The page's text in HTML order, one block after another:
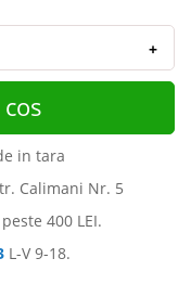
+
in tara
Calimani Nr. 5
400 LEI.
L-V 9-18.